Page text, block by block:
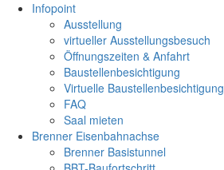
Infopoint
Ausstellung
virtueller Ausstellungsbesuch
Öffnungszeiten & Anfahrt
Baustellenbesichtigung
Virtuelle Baustellenbesichtigung
FAQ
Saal mieten
Brenner Eisenbahnachse
Brenner Basistunnel